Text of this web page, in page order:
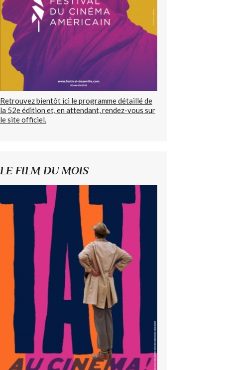
Retrouvez bientôt ici le programme détaillé de
la 52e édition et, en attendant, rendez-vous sur
le site officiel.
LE FILM DU MOIS